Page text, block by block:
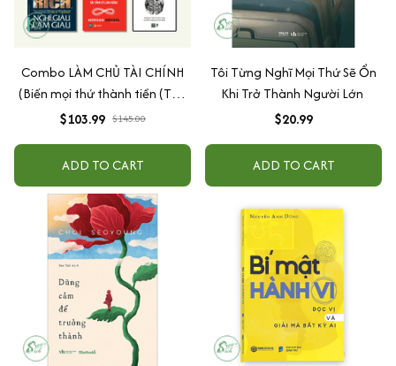
Combo LÀM CHỦ TÀI CHÍNH
(Biến mọi thứ thành tiền (Tập
1+ Tập 2) + Nghĩ giàu làm giàu
tiền)
$103.99 $145.00
ADD TO CART
Tôi Từng Nghĩ Mọi Thứ Sẽ Ổn
Khi Trở Thành Người Lớn
$20.99
ADD TO CART